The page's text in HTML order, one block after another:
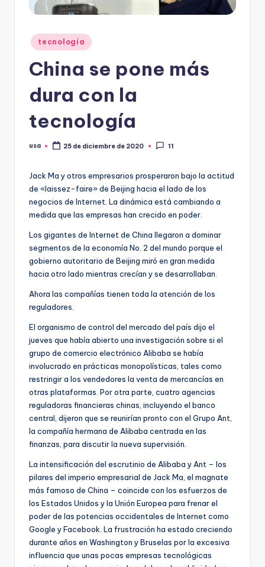
Publicado
en
tecnología
China se pone más
dura con la
tecnología
Publicado
usa 25 de diciembre de 2020 11
Jack Ma y otros empresarios prosperaron bajo la actitud
de «laissez-faire» de Beijing hacia el lado de los
negocios de Internet. La dinámica está cambiando a
medida que las empresas han crecido en poder.
Los gigantes de Internet de China llegaron a dominar
segmentos de la economía No. 2 del mundo porque el
gobierno autoritario de Beijing miró en gran medida
hacia otro lado mientras crecían y se desarrollaban.
Ahora las compañías tienen toda la atención de los
reguladores.
El organismo de control del mercado del país dijo el
jueves que había abierto una investigación sobre si el
grupo de comercio electrónico Alibaba se había
involucrado en prácticas monopolísticas, tales como
restringir a los vendedores la venta de mercancías en
otras plataformas. Por otra parte, cuatro agencias
reguladoras financieras chinas, incluyendo el banco
central, dijeron que se reunirían pronto con el Grupo Ant,
la compañía hermana de Alibaba centrada en las
finanzas, para discutir la nueva supervisión.
La intensificación del escrutinio de Alibaba y Ant – los
pilares del imperio empresarial de Jack Ma, el magnate
más famoso de China – coincide con los esfuerzos de
los Estados Unidos y la Unión Europea para frenar el
poder de las potencias occidentales de Internet como
Google y Facebook. La frustración ha estado creciendo
durante años en Washington y Bruselas por la excesiva
influencia que unas pocas empresas tecnológicas